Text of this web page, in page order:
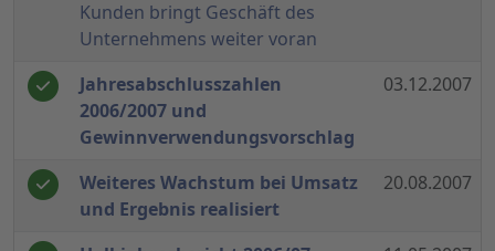
Kunden bringt Geschäft des
Unternehmens weiter voran
Jahresabschlusszahlen
2006/2007 und
Gewinnverwendungsvorschlag
03.12.2007
Weiteres Wachstum bei Umsatz
und Ergebnis realisiert
20.08.2007